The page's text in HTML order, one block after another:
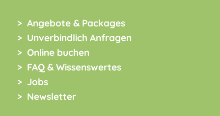
Angebote & Packages
Unverbindlich Anfragen
Online buchen
FAQ & Wissenswertes
Jobs
Newsletter